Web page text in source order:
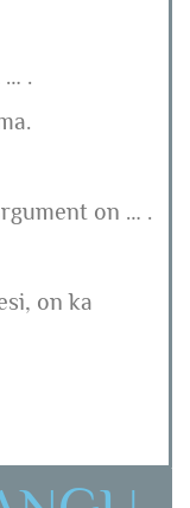
… .
on … .
on ka